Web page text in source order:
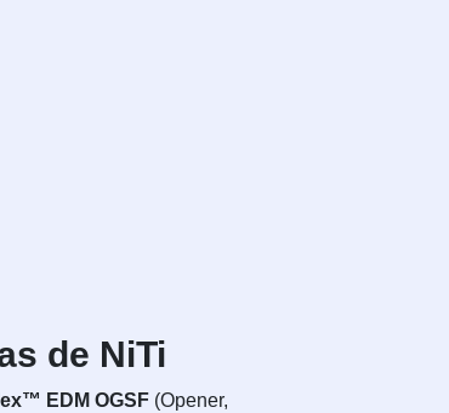
de NiTi
EDM OGSF (Opener,